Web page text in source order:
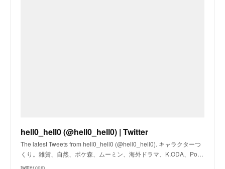
hell0_hell0 (@hell0_hell0) | Twitter
The latest Tweets from hell0_hell0 (@hell0_hell0). キャラクターつ
くり。雑貨、自然、ポケ森、ムーミン、海外ドラマ、K.ODA、Po…
twitter.com